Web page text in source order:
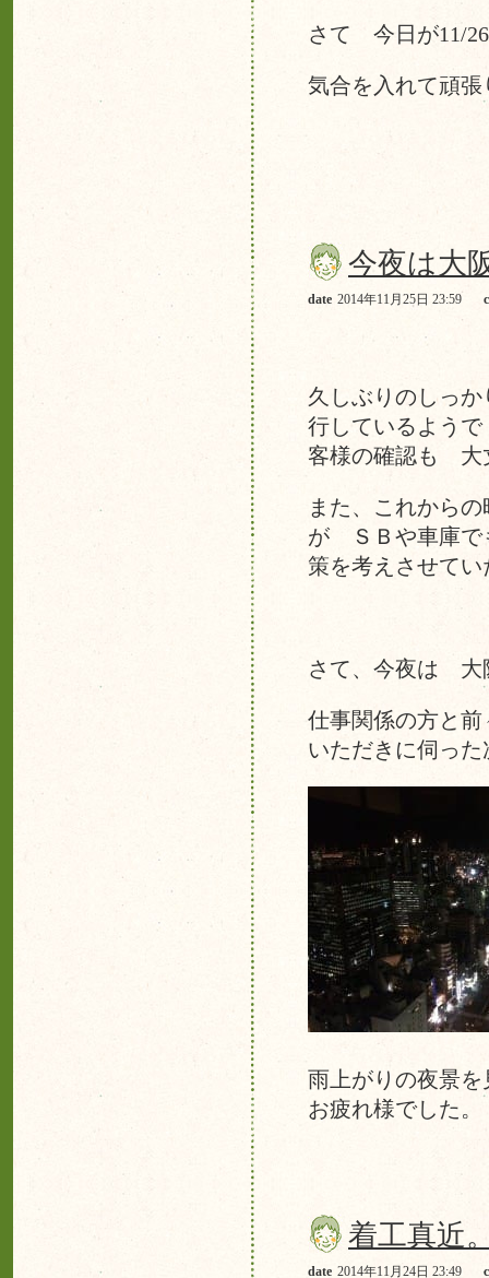
さて 今日が11/
気合を入れて頑
今夜は大
date 2014年11月25日 23:59
久しぶりのしっ
行しているよう
客様の確認も 大
また、これから
が ＳＢや車庫で
策を考えさせて
さて、今夜は 大
仕事関係の方と
いただきに伺っ
雨上がりの夜景
お疲れ様でした。
着工真近
date 2014年11月24日 23:49